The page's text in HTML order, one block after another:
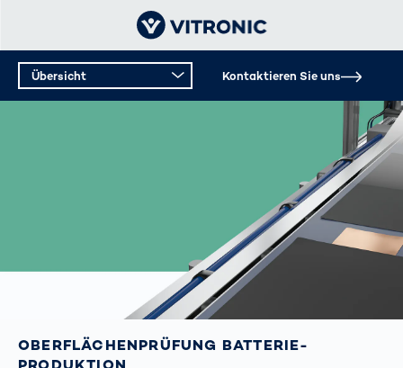
OBERFLÄCHEN­PRÜFUNG BATTERIE­
Übersicht Kontaktieren Sie uns